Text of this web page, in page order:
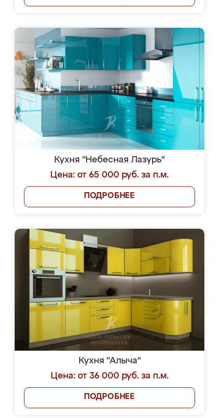
Кухня "Небесная Лазурь"
Цена: от 65 000 руб. за п.м.
ПОДРОБНЕЕ
Кухня "Алыча"
Цена: от 36 000 руб. за п.м.
ПОДРОБНЕЕ